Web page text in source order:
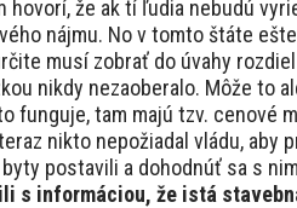
hovorí, že ak tí ľudia nebudú
nájmu. No v tomto štáte
musí zobrať do úvahy
nikdy nezaoberalo. Môže to
funguje, tam majú tzv. cenové
nikto nepožiadal vládu,
postavili a dohodnúť sa s
s informáciou, že istá